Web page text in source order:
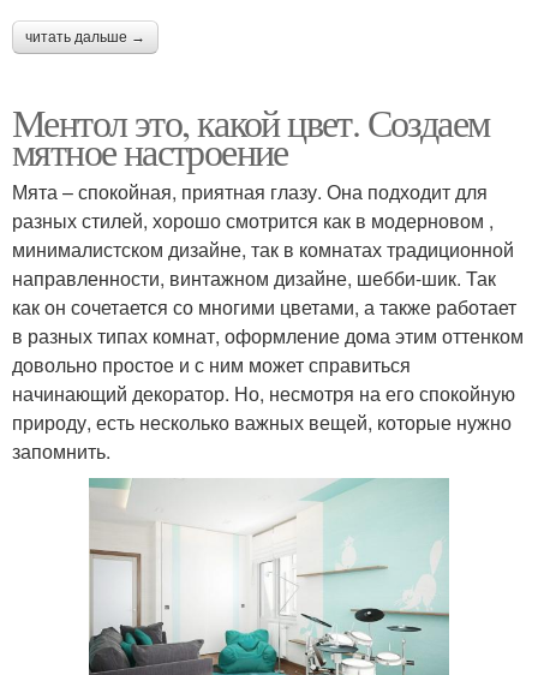
читать дальше →
Ментол это, какой цвет. Создаем
мятное настроение
Мята – спокойная, приятная глазу. Она подходит для
разных стилей, хорошо смотрится как в модерновом ,
минималистском дизайне, так в комнатах традиционной
направленности, винтажном дизайне, шебби-шик. Так
как он сочетается со многими цветами, а также работает
в разных типах комнат, оформление дома этим оттенком
довольно простое и с ним может справиться
начинающий декоратор. Но, несмотря на его спокойную
природу, есть несколько важных вещей, которые нужно
запомнить.